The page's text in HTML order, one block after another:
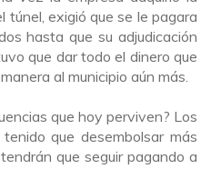
túnel, exigió que se le pagara
hasta que su adjudicación
que dar todo el dinero que
al municipio aún más.
que hoy perviven? Los
que desembolsar más
que seguir pagando a